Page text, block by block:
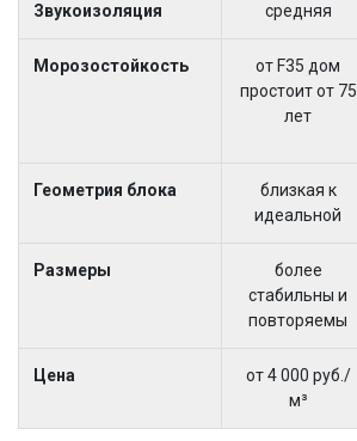
Звукоизоляция средняя
Морозостойкость
от F35 дом
простоит от 75
лет
Геометрия блока
близкая к
идеальной
Размеры
более
стабильны и
повторяемы
Цена
от 4 000 руб./
м³